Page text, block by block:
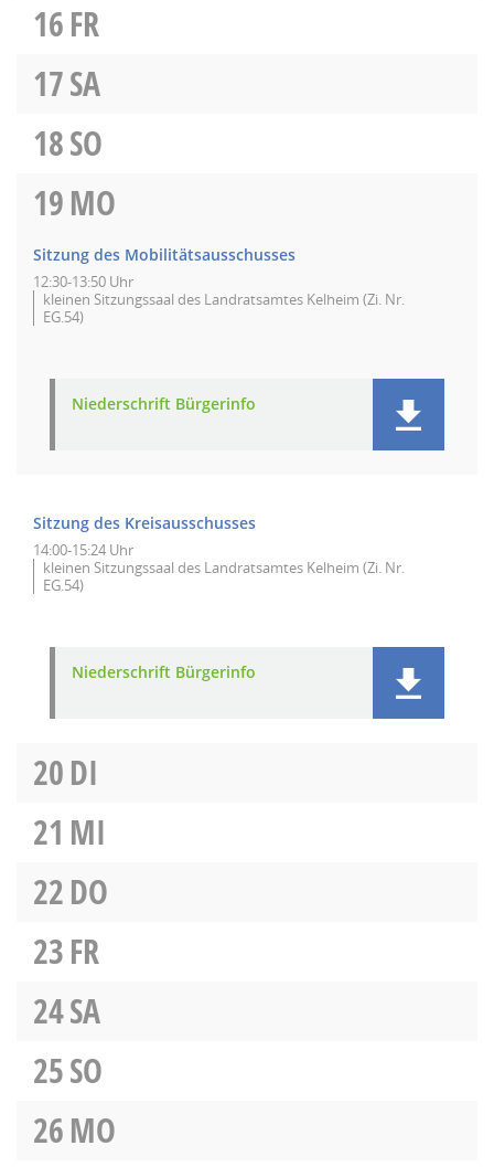
16FR
17SA
18SO
19MO
Sitzung des Mobilitätsausschusses
12:30-13:50 Uhr
kleinen Sitzungssaal des Landratsamtes Kelheim (Zi. Nr.
EG.54)
Niederschrift Bürgerinfo
Sitzung des Kreisausschusses
14:00-15:24 Uhr
kleinen Sitzungssaal des Landratsamtes Kelheim (Zi. Nr.
EG.54)
Niederschrift Bürgerinfo
20DI
21 MI
22DO
23FR
24SA
25SO
26MO